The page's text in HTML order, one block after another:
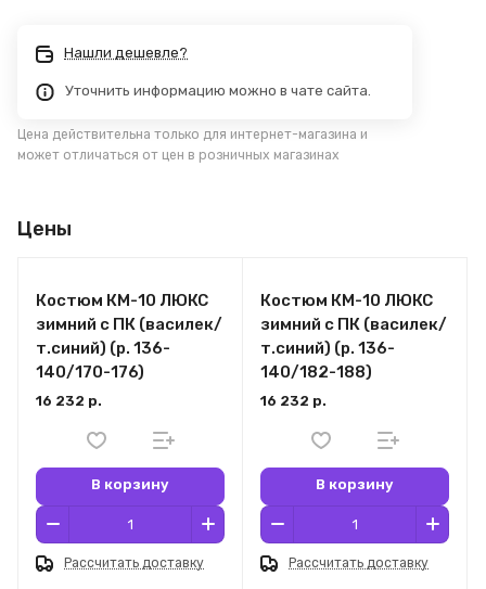
Нашли дешевле?
Уточнить информацию можно в чате сайта.
Цена действительна только для интернет-магазина и
может отличаться от цен в розничных магазинах
Цены
Костюм КМ-10 ЛЮКС
зимний c ПК (василек/
т.синий) (р. 136-
140/170-176)
16 232 р.
В корзину
Рассчитать доставку
Костюм КМ-10 ЛЮКС
зимний c ПК (василек/
т.синий) (р. 136-
140/182-188)
16 232 р.
В корзину
Рассчитать доставку